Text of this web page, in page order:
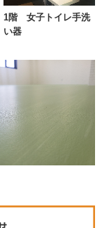
1階 女子トイレ手洗
い器